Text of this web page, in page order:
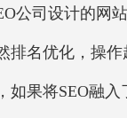
司设计的网
排名优化，操
如果将SEO融入